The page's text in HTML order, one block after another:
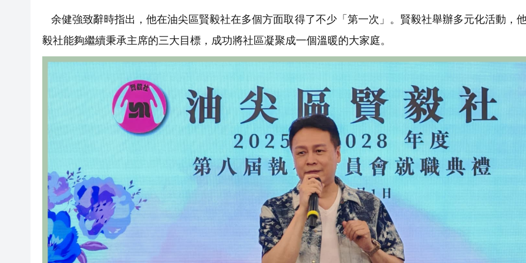
余健強致辭時指出，他在油尖區賢毅社在多個方面取得了不少「第一次」。賢毅社舉辦多元化活動，
毅社能夠繼續秉承主席的三大目標，成功將社區凝聚成一個溫暖的大家庭。